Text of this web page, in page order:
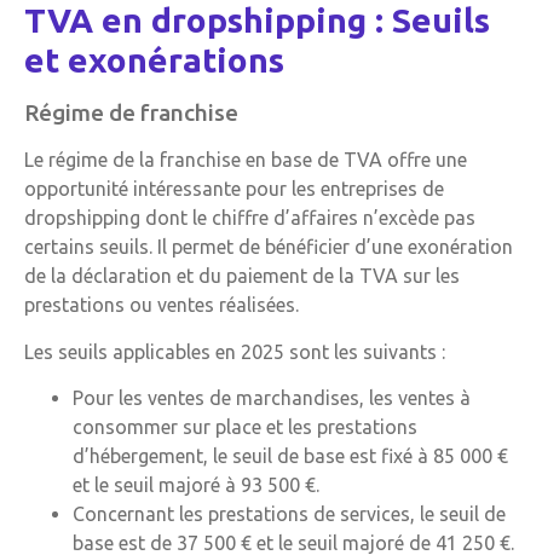
TVA en dropshipping : Seuils
et exonérations
Régime de franchise
Le régime de la franchise en base de TVA offre une
opportunité intéressante pour les entreprises de
dropshipping dont le chiffre d’affaires n’excède pas
certains seuils. Il permet de bénéficier d’une exonération
de la déclaration et du paiement de la TVA sur les
prestations ou ventes réalisées.
Les seuils applicables en 2025 sont les suivants :
Pour les ventes de marchandises, les ventes à
consommer sur place et les prestations
d’hébergement, le seuil de base est fixé à 85 000 €
et le seuil majoré à 93 500 €.
Concernant les prestations de services, le seuil de
base est de 37 500 € et le seuil majoré de 41 250 €.